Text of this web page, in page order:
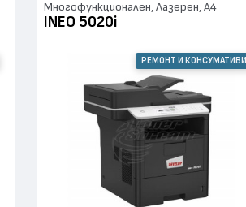
Многофункционален, Лазерен, А4
INEO 5020i
РЕМОНТ И КОНСУМАТИВИ